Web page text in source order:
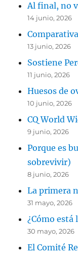
Al final, no
14 junio, 2026
13 junio, 2026
Sostiene
11 junio, 2026
Huesos de
10 junio, 2026
CQ World
9 junio, 2026
Porque es
sobrevivir)
8 junio, 2026
La primera
31 mayo, 2026
¿Cómo está
30 mayo, 2026
El Comité